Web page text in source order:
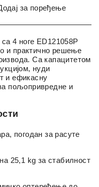
за поређење
4 ноге ED121058P
и практично решење
Са капацитетом
нуди
и ефикасну
пољопривредне и
погодан за расуте
25,1 kg за стабилност